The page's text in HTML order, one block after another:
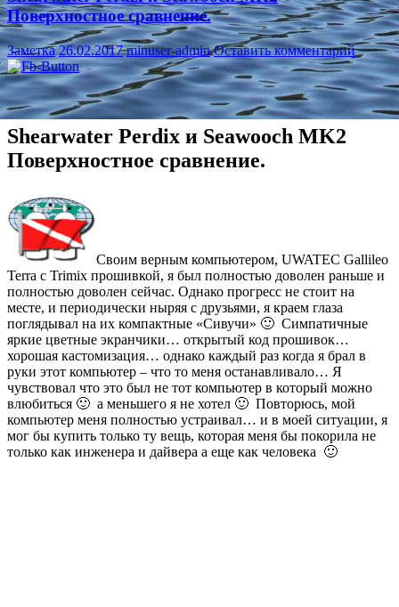
Поверхностное сравнение.
Заметка 26.02.2017 minuser-admin Оставить комментарий
Shearwater Perdix и Seawooch MK2
Поверхностное сравнение.
Своим верным компьютером, UWATEC Gallileo
Terra с Trimix прошивкой, я был полностью доволен раньше и
полностью доволен сейчас. Однако прогресс не стоит на
месте, и периодически ныряя с друзьями, я краем глаза
поглядывал на их компактные «Сивучи» 🙂 Симпатичные
яркие цветные экранчики… открытый код прошивок…
хорошая кастомизация… однако каждый раз когда я брал в
руки этот компьютер – что то меня останавливало… Я
чувствовал что это был не тот компьютер в который можно
влюбиться 🙂 а меньшего я не хотел 🙂 Повторюсь, мой
компьютер меня полностью устраивал… и в моей ситуации, я
мог бы купить только ту вещь, которая меня бы покорила не
только как инженера и дайвера а еще как человека 🙂